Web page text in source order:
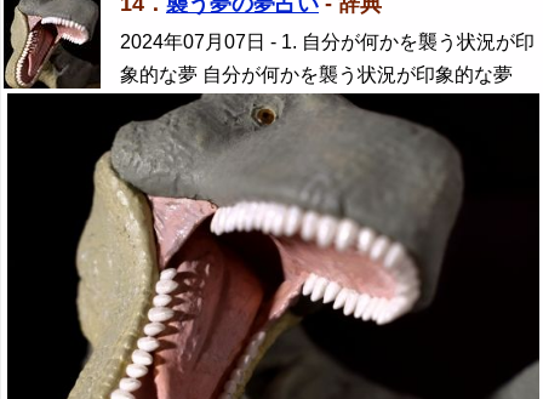
2024年07月07日 - 1. 自分が何かを襲う状況が印
象的な夢 自分が何かを襲う状況が印象的な夢